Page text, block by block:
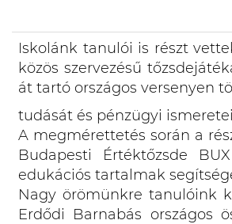
Iskolánk tanulói is részt
közös szervezésű
át tartó országos versenyen
tudását és pénzügyi
A megmérettetés során a
Budapesti Értéktőzsde
edukációs tartalmak
Nagy örömünkre tanulóink
Erdődi Barnabás országos